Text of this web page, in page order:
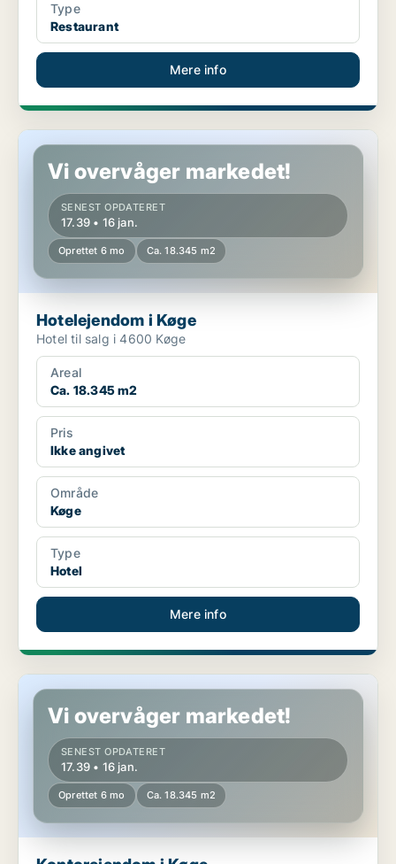
Type
Restaurant
Mere info
Hotelejendom i Køge
Vi overvåger markedet!
SENEST OPDATERET
17.39 • 16 jan.
Oprettet 6 mo Ca. 18.345 m2
Hotelejendom i Køge
Hotel til salg i 4600 Køge
Areal
Ca. 18.345 m2
Pris
Ikke angivet
Område
Køge
Type
Hotel
Mere info
Kontorejendom i Køge
Vi overvåger markedet!
SENEST OPDATERET
17.39 • 16 jan.
Oprettet 6 mo Ca. 18.345 m2